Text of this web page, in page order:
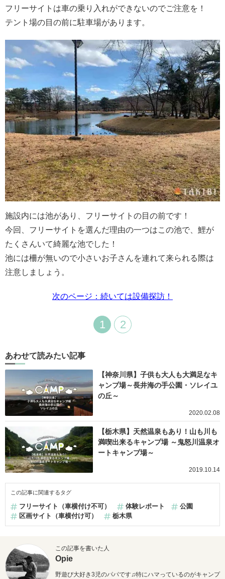
フリーサイトは車の乗り入れができないのでご注意を！
テント場の目の前に駐車場があります。
施設内には池があり、フリーサイトの目の前です！
今回、フリーサイトを選んだ理由の一つはこの池で、鯉が
たくさんいて綺麗な池でした！
池には柵が無いので小さいお子さんを連れて来られる際は
注意しましょう。
次のページ：続いては設備探訪！
1 2
あわせて読みたい記事
【神奈川県】子供も大人も大満足なキ
ャンプ場～長井海の手公園・ソレイユ
の丘～
2020.02.08
【栃木県】天然温泉もあり！山も川も
満喫出来るキャンプ場 ～鬼怒川温泉オ
ートキャンプ場～
2019.10.14
この記事に関連するタグ
フリーサイト（車横付け不可） 体験レポート
公園
区画サイト（車横付け可）
栃木県
この記事を書いた人
Opie
野遊び大好き3児のパパです♫特にハマっているのがキャンプ